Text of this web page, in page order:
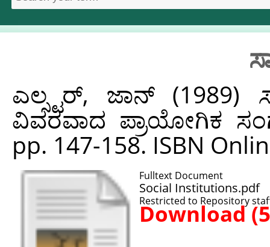
ಎಲ್ಸ್ಟರ್, ಜಾನ್(1989)
ವಿವರವಾದ ಪ್ರಾಯೋಗಿಕ
pp. 147-158. ISBN
Fulltext Document
Social Institutions.pdf
Restricted to Repository
Download